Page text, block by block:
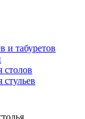
и табуретов